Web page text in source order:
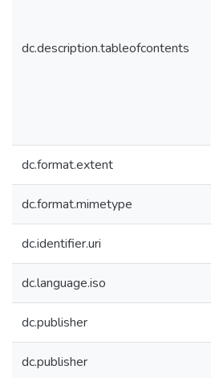
dc.description.tableofcontents
dc.format.extent
dc.format.mimetype
dc.identifier.uri
dc.language.iso
dc.publisher
dc.publisher